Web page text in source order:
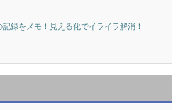
録をメモ！見える化でイライラ解消！